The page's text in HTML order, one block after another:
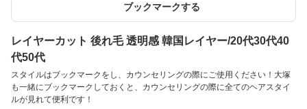
ブックマークする
レイヤーカット 後れ毛 透明感 韓国レイヤー/20代30代40
代50代
スタイルはブックマークをし、カウンセリングの際にご使用ください！大塚
も一緒にブックマークしておくと、カウンセリングの際に全てのヘアスタイ
ルが見れて便利です！